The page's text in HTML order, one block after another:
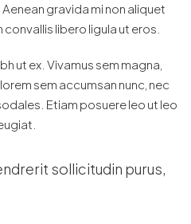
gravida mi non aliquet
libero ligula ut eros.
ut ex. Vivamus sem magna,
sem accumsan nunc, nec
Etiam posuere leo ut leo
sollicitudin purus,